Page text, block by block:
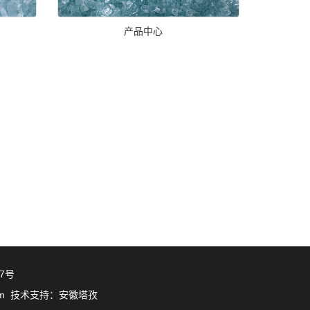
产品中心
号
技术支持：安徽塔孜